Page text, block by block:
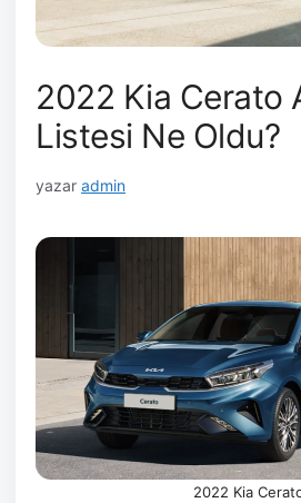
2022 Kia Cerato
Listesi Ne Oldu?
yazar admin
2022 Kia